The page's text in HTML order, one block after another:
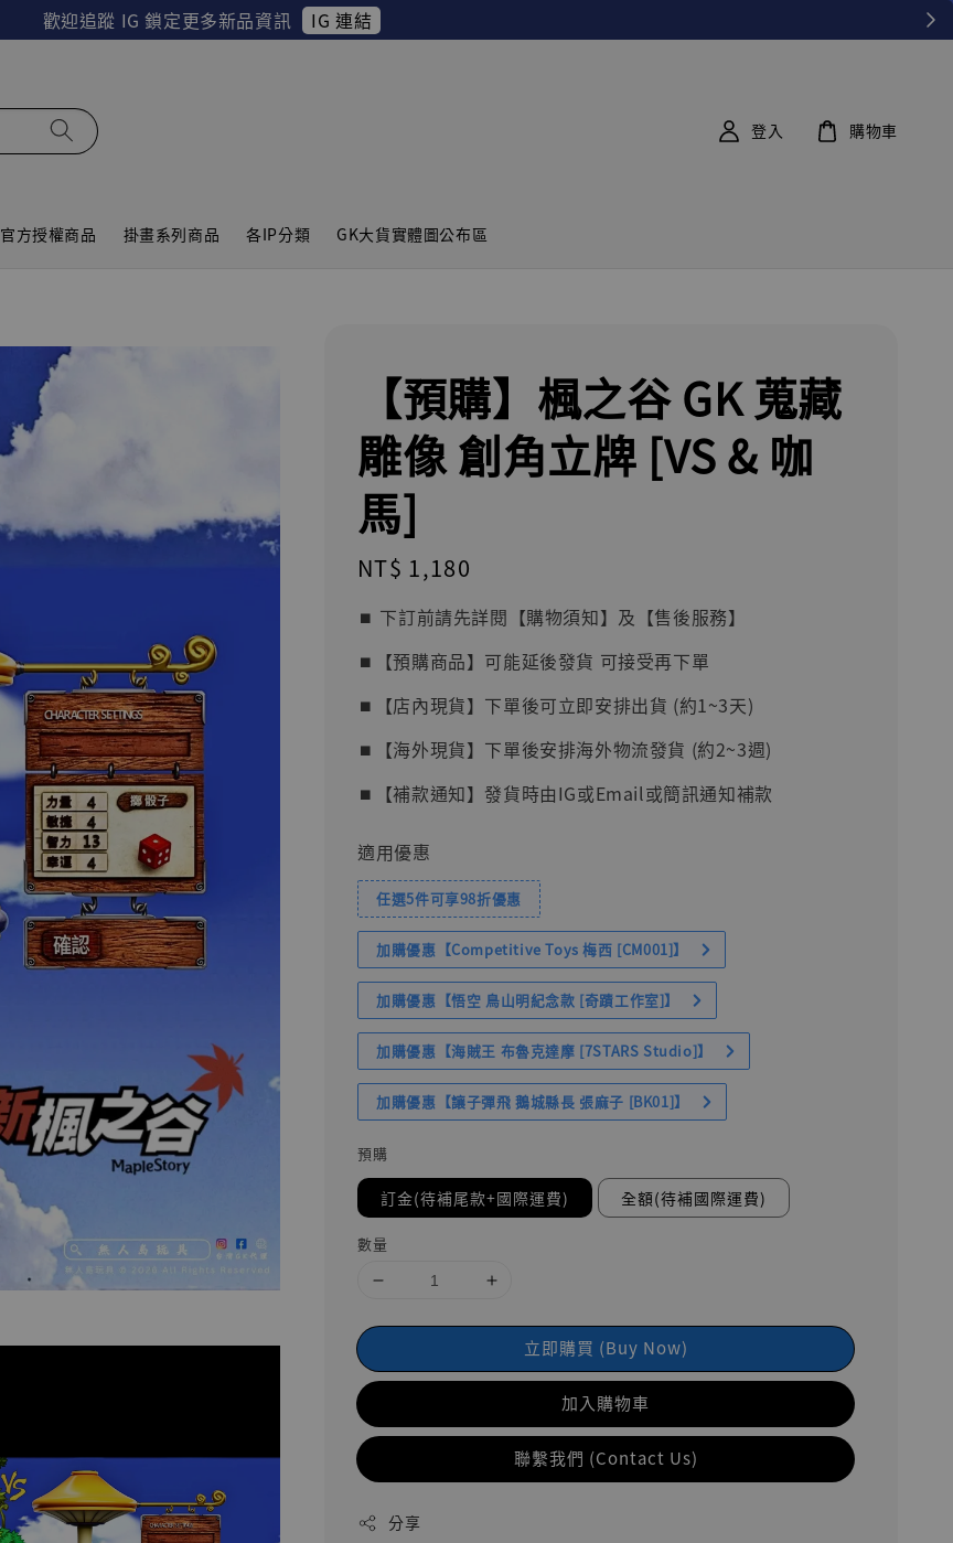
歡迎追蹤 IG 鎖定更多新品資訊 IG 連結
官方授權商品 掛畫系列商品 各IP分類 GK大貨實體圖公布區
登入 購物車
【預購】楓之谷 GK 蒐藏
雕像 創角立牌 [VS & 咖
馬]
Regular
price
NT$ 1,180
⏹︎ 下訂前請先詳閱【購物須知】及【售後服務】
⏹︎【預購商品】可能延後發貨 可接受再下單
⏹︎【店內現貨】下單後可立即安排出貨 (約1~3天)
⏹︎【海外現貨】下單後安排海外物流發貨 (約2~3週)
⏹︎【補款通知】發貨時由IG或Email或簡訊通知補款
適用優惠
任選5件可享98折優惠
加購優惠【Competitive Toys 梅西 [CM001]】
加購優惠【悟空 鳥山明紀念款 [奇蹟工作室]】
加購優惠【海賊王 布魯克達摩 [7STARS Studio]】
加購優惠【讓子彈飛 鵝城縣長 張麻子 [BK01]】
預購
訂金(待補尾款+國際運費) 全額(待補國際運費)
數量
立即購買 (Buy Now)
加入購物車
聯繫我們 (Contact Us)
分享